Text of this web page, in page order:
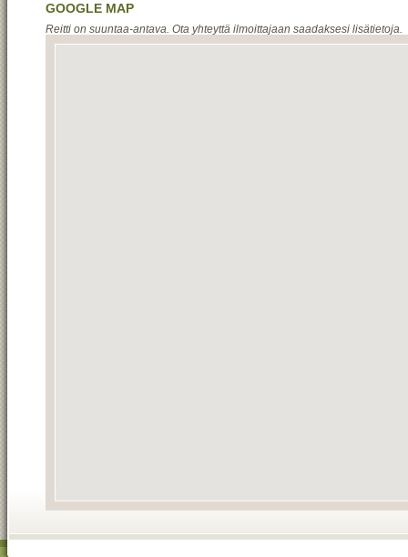
GOOGLE MAP
Reitti on suuntaa-antava. Ota yhteyttä ilmoittajaan saadaksesi lisätietoja.